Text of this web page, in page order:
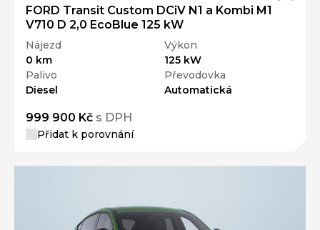
FORD Transit Custom DCiV N1 a Kombi M1
V710 D 2,0 EcoBlue 125 kW
Nájezd
0 km
Výkon
125 kW
Palivo
Diesel
Převodovka
Automatická
999 900 Kč s DPH
Přidat k porovnání